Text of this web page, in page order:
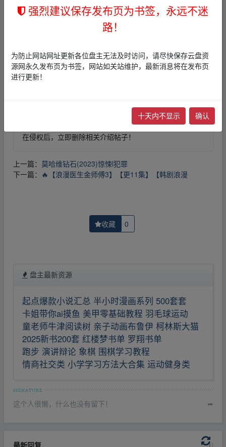
介绍展示帖子，本站不存储任何实质资源数据。
2，本文内容仅代表作者本人观点，不代表本网站立场，作
者文责自负。
3，本文内所有链接指向的云盘网盘资源，其版权归版权方
4，如您认为本站任何介绍帖侵犯了您的合法版权，请点击
进行投诉，我们将在确认本文链接指向的资源存
在侵权后，立即删除相关介绍帖子！
上一篇： 莫哈维钻石(2023)惊悚l犯罪
下一篇： 🔥【浪漫医生金师傅3】【更11集】【韩剧浪漫
收藏 0
盘主最新资源
起点爆款小说汇总 半小时漫画系列 500套套
卡姐带你ai摸鱼 美甲零基础教程 羽毛球运动
童老师牛津阅读树 亲子动画布鲁伊 柯林斯大猫
2025新书200套 红楼梦书单 罗翔书单
跑步 演讲辩论 象棋 围棋学习教程
情商社交类 小学学习方法大合集 运动健身类
这个人很懒，什么也没有留下！ ➦
最新回复
强烈建议保存发布页为书签，永远不迷
路！
为防止网站网址更新各位盘主无法及时访问，请尽快保存云盘资
源网永久发布页为书签，网站如关站维护，最新消息将在发布页
进行更新！
十天内不显示 确认